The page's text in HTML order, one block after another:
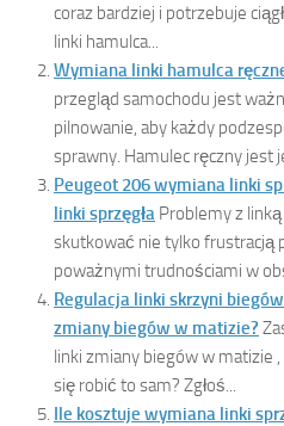
coraz bardziej i potrzebuje
linki hamulca...
Wymiana linki hamulca
przegląd samochodu jest
pilnowanie, aby każdy
sprawny. Hamulec ręczny jest
Peugeot 206 wymiana linki
linki sprzęgła Problemy z
skutkować nie tylko frustracją
poważnymi trudnościami w
Regulacja linki skrzyni
zmiany biegów w matizie?
linki zmiany biegów w matizie
się robić to sam? Zgłoś...
Ile kosztuje wymiana linki